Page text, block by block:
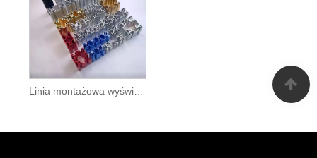
Linia montażowa wyświetlacza szafka na wyświetlacz stojak przemysłowy aluminiowy profil aluminiowy